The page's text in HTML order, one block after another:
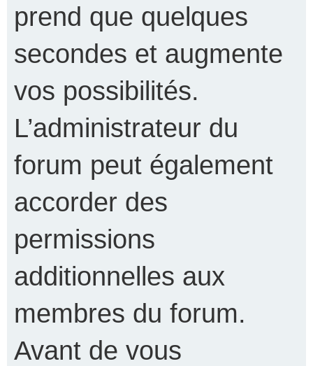
prend que quelques
secondes et augmente
vos possibilités.
L’administrateur du
forum peut également
accorder des
permissions
additionnelles aux
membres du forum.
Avant de vous